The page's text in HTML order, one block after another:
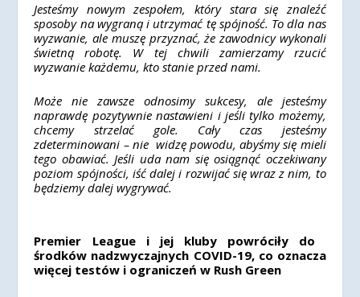
Jesteśmy nowym zespołem, który stara się znaleźć
sposoby na wygraną i utrzymać tę spójność. To dla nas
wyzwanie, ale muszę przyznać, że zawodnicy wykonali
świetną robotę. W tej chwili zamierzamy rzucić
wyzwanie każdemu, kto stanie przed nami.
Może nie zawsze odnosimy sukcesy, ale jesteśmy
naprawdę pozytywnie nastawieni i jeśli tylko możemy,
chcemy strzelać gole. Cały czas jesteśmy
zdeterminowani – nie widzę powodu, abyśmy się mieli
tego obawiać. Jeśli uda nam się osiągnąć oczekiwany
poziom spójności, iść dalej i rozwijać się wraz z nim, to
będziemy dalej wygrywać.
Premier League i jej kluby powróciły do ​​
środków nadzwyczajnych COVID-19, co oznacza
więcej testów i ograniczeń w Rush Green